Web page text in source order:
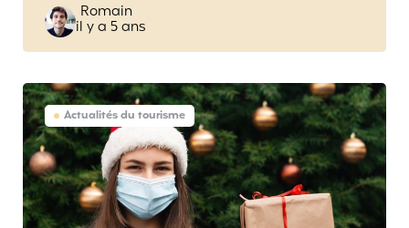
Posted
by
Romain
il y a 5 ans
Actualités du tourisme